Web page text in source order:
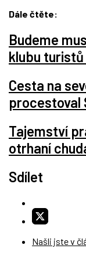
Dále čtěte:
Budeme
klubu turistů
Cesta na
procestoval
Tajemství
otrhaní
Sdílet
Našli jste v